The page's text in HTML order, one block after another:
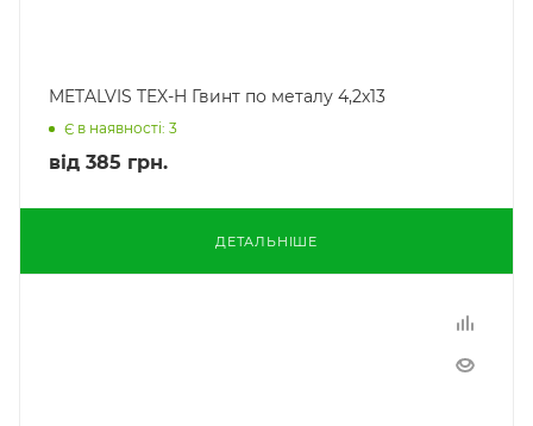
METALVIS TEX-H Гвинт по металу 4,2х13
Є в наявності: 3
від 385 грн.
ДЕТАЛЬНІШЕ